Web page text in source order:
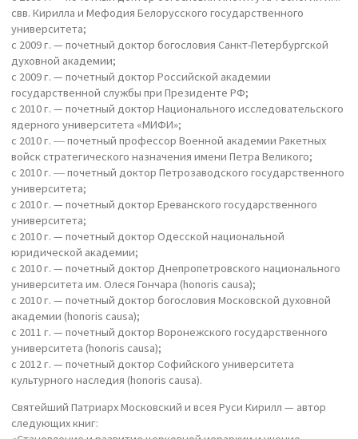
свв. Кирилла и Мефодия Белорусского государственного
университета;
с 2009 г. — почетный доктор богословия Санкт-Петербургской
духовной академии;
с 2009 г. — почетный доктор Российской академии
государственной службы при Президенте РФ;
с 2010 г. — почетный доктор Национального исследовательского
ядерного университета «МИФИ»;
с 2010 г. ― почетный профессор Военной академии Ракетных
войск стратегического назначения имени Петра Великого;
с 2010 г. ― почетный доктор Петрозаводского государственного
университета;
с 2010 г. — почетный доктор Ереванского государственного
университета;
с 2010 г. — почетный доктор Одесской национальной
юридической академии;
с 2010 г. — почетный доктор Днепропетровского национального
университета им. Олеся Гончара (honoris causa);
с 2010 г. — почетный доктор богословия Московской духовной
академии (honoris causa);
с 2011 г. — почетный доктор Воронежского государственного
университета (honoris causa);
с 2012 г. — почетный доктор Софийского университета
культурного наследия (honoris causa).
Святейший Патриарх Московский и всея Руси Кирилл — автор
следующих книг: